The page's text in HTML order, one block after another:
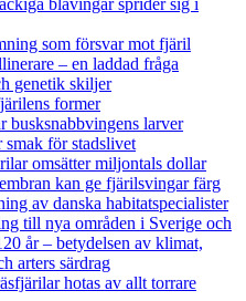
som försvar mot fjäril
– en laddad fråga
genetik skiljer
former
busksnabbvingens larver
för stadslivet
omsätter miljontals dollar
kan ge fjärilsvingar färg
av danska habitatspecialister
till nya områden i Sverige och
år– betydelsen av klimat,
arters särdrag
hotas av allt torrare